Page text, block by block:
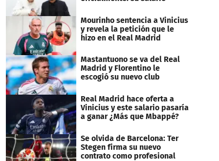
Mourinho sentencia a Vinicius
y revela la petición que le
hizo en el Real Madrid
Mastantuono se va del Real
Madrid y Florentino le
escogió su nuevo club
Real Madrid hace oferta a
Vinicius y este salario pasaría
a ganar ¿Más que Mbappé?
Se olvida de Barcelona: Ter
Stegen firma su nuevo
contrato como profesional